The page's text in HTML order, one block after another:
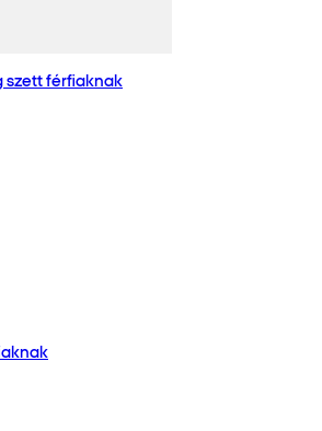
szett férfiaknak